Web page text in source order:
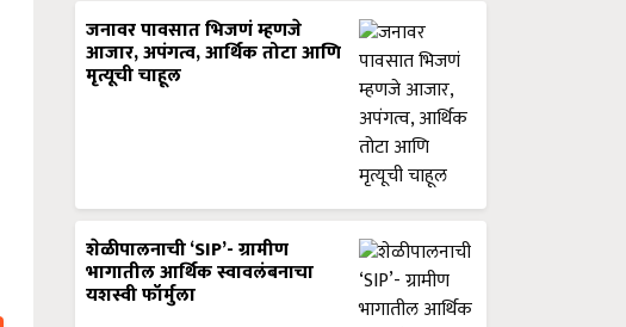
जनावर पावसात भिजणं म्हणजे
आजार, अपंगत्व, आर्थिक तोटा आणि
मृत्यूची चाहूल
शेळीपालनाची ‘SIP’- ग्रामीण
भागातील आर्थिक स्वावलंबनाचा
यशस्वी फॉर्मुला